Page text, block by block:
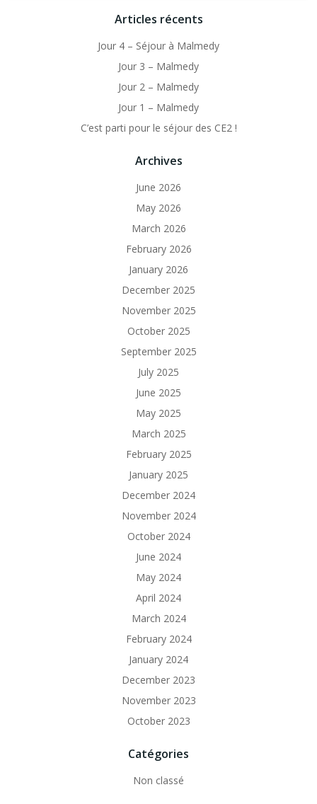
Articles récents
Jour 4 – Séjour à Malmedy
Jour 3 – Malmedy
Jour 2 – Malmedy
Jour 1 – Malmedy
C’est parti pour le séjour des CE2 !
Archives
June 2026
May 2026
March 2026
February 2026
January 2026
December 2025
November 2025
October 2025
September 2025
July 2025
June 2025
May 2025
March 2025
February 2025
January 2025
December 2024
November 2024
October 2024
June 2024
May 2024
April 2024
March 2024
February 2024
January 2024
December 2023
November 2023
October 2023
Catégories
Non classé